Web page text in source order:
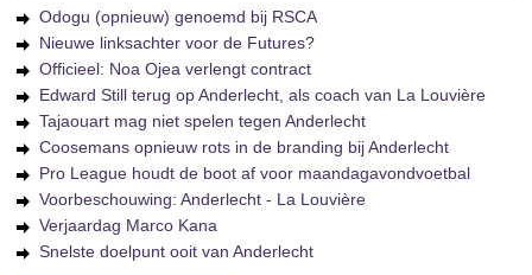
Odogu (opnieuw) genoemd bij RSCA
Nieuwe linksachter voor de Futures?
Officieel: Noa Ojea verlengt contract
Edward Still terug op Anderlecht, als coach van La Louvière
Tajaouart mag niet spelen tegen Anderlecht
Coosemans opnieuw rots in de branding bij Anderlecht
Pro League houdt de boot af voor maandagavondvoetbal
Voorbeschouwing: Anderlecht - La Louvière
Verjaardag Marco Kana
Snelste doelpunt ooit van Anderlecht